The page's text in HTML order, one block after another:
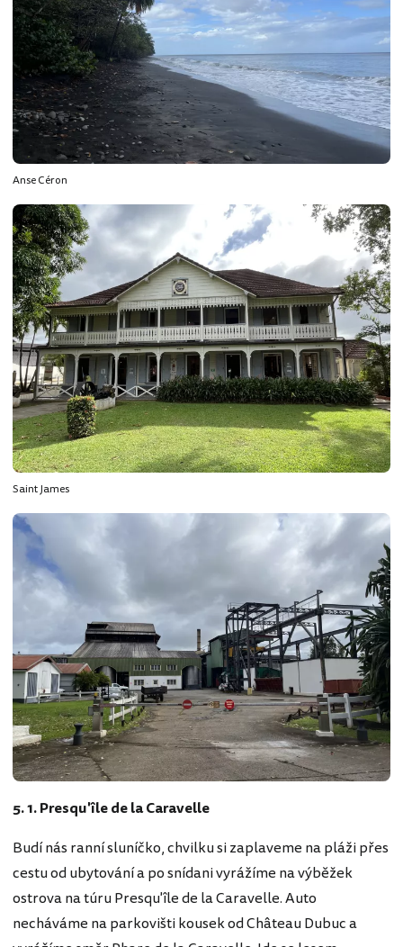
Anse Céron
Saint James
5. 1. Presqu'île de la Caravelle
Budí nás ranní sluníčko, chvilku si zaplaveme na pláži přes
cestu od ubytování a po snídani vyrážíme na výběžek
ostrova na túru Presqu'île de la Caravelle. Auto
necháváme na parkovišti kousek od Château Dubuc a